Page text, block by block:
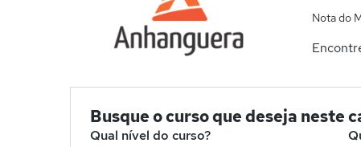
Nota do
Busque o curso que deseja neste
Qual nível do curso?